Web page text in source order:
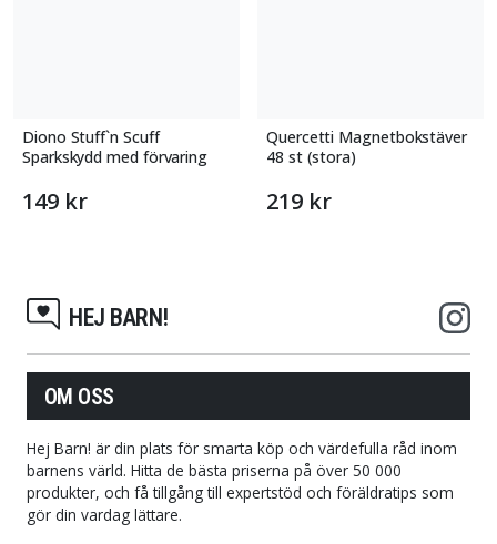
Diono Stuff`n Scuff
Sparkskydd med förvaring
149 kr
Quercetti Magnetbokstäver
48 st (stora)
219 kr
HEJ BARN!
OM OSS
Hej Barn! är din plats för smarta köp och värdefulla råd inom
barnens värld. Hitta de bästa priserna på över 50 000
produkter, och få tillgång till expertstöd och föräldratips som
gör din vardag lättare.